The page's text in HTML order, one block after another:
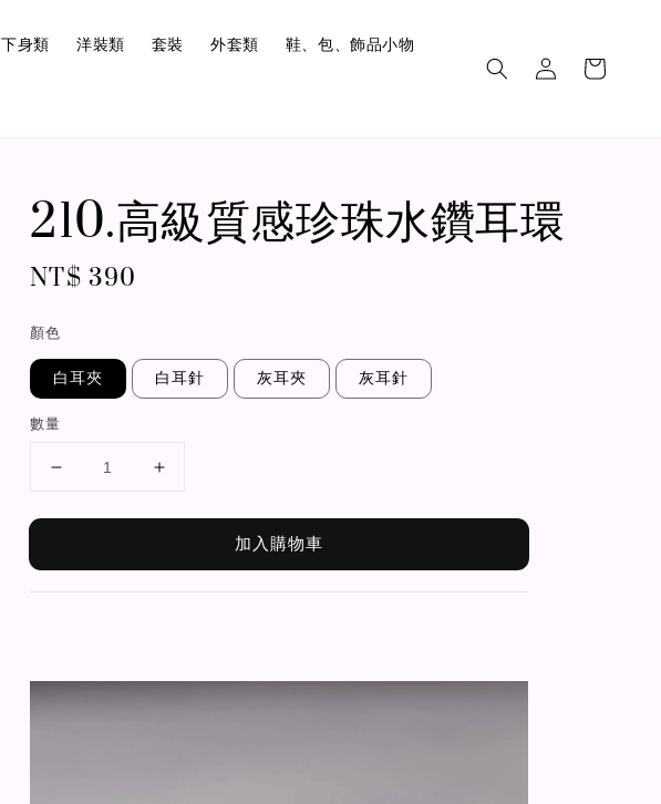
下身類 洋裝類 套裝 外套類 鞋、包、飾品小物
210.高級質感珍珠水鑽耳環
Regular
NT$ 390
顏色
白耳夾 白耳針 灰耳夾 灰耳針
數量
加入購物車